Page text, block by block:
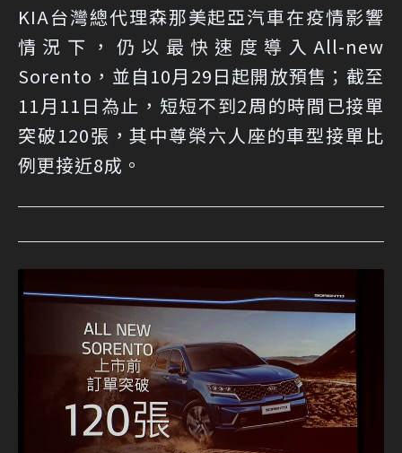
KIA台灣總代理森那美起亞汽車在疫情影響
情況下，仍以最快速度導入All-new
Sorento，並自10月29日起開放預售；截至
11月11日為止，短短不到2周的時間已接單
突破120張，其中尊榮六人座的車型接單比
例更接近8成。